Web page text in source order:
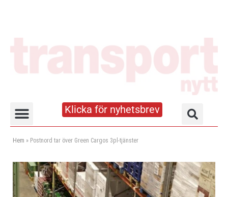
Klicka för nyhetsbrev
Hem » Postnord tar över Green Cargos 3pl-tjänster